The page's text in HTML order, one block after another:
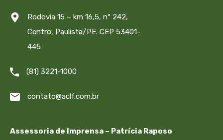
Rodovia 15 – km 16,5, nº 242,
Centro, Paulista/PE. CEP 53401-
445
(81) 3221-1000
contato@aclf.com.br
Assessoria de Imprensa – Patrícia Raposo